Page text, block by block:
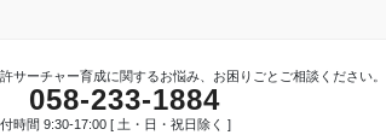
サーチャー育成に関するお悩み、お困りごとご相談ください。
058-233-1884
時間 9:30-17:00 [ 土・日・祝日除く ]